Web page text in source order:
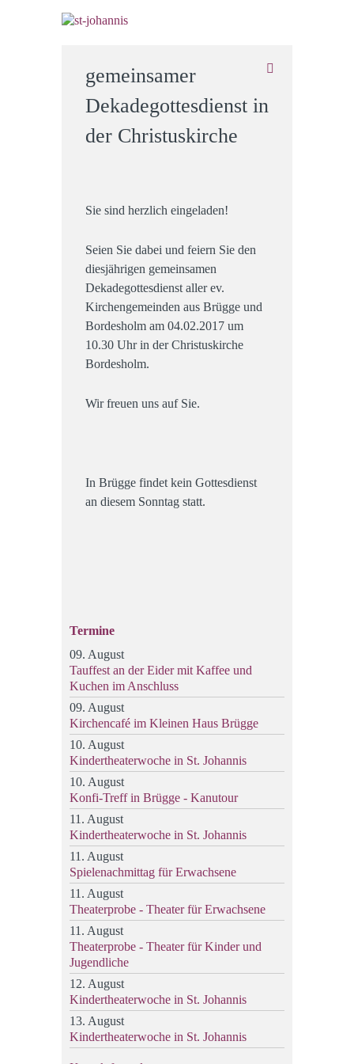
gemeinsamer
Dekadegottesdienst in
der Christuskirche
Sie sind herzlich eingeladen!
Seien Sie dabei und feiern Sie den
diesjährigen gemeinsamen
Dekadegottesdienst aller ev.
Kirchengemeinden aus Brügge und
Bordesholm am 04.02.2017 um
10.30 Uhr in der Christuskirche
Bordesholm.
Wir freuen uns auf Sie.
In Brügge findet kein Gottesdienst
an diesem Sonntag statt.
Termine
09. August
Tauffest an der Eider mit Kaffee und
Kuchen im Anschluss
09. August
Kirchencafé im Kleinen Haus Brügge
10. August
Kindertheaterwoche in St. Johannis
10. August
Konfi-Treff in Brügge - Kanutour
11. August
Kindertheaterwoche in St. Johannis
11. August
Spielenachmittag für Erwachsene
11. August
Theaterprobe - Theater für Erwachsene
11. August
Theaterprobe - Theater für Kinder und
Jugendliche
12. August
Kindertheaterwoche in St. Johannis
13. August
Kindertheaterwoche in St. Johannis